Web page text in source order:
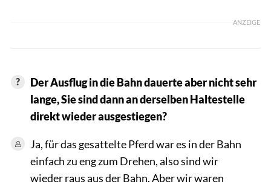
ANZEIGE
Der Ausflug in die Bahn dauerte aber nicht sehr
lange, Sie sind dann an derselben Haltestelle
direkt wieder ausgestiegen?
Ja, für das gesattelte Pferd war es in der Bahn
einfach zu eng zum Drehen, also sind wir
wieder raus aus der Bahn. Aber wir waren